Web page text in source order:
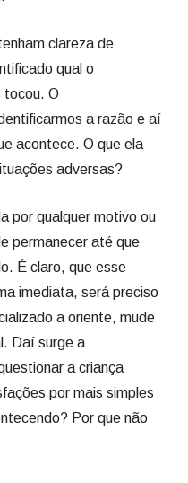
clareza de
qual o
tocou. O
a razão e aí
acontece. O que ela
adversas?
por qualquer motivo ou
permanecer até que
É claro, que esse
imediata, será preciso
a oriente, mude
Daí surge a
a criança
por mais simples
Por que não